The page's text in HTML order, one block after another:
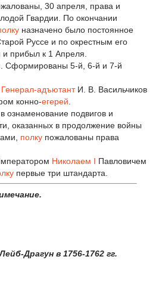
30 апреля, права и
Гвардии. По окончании
назначено было постоянное
Руссе и по окрестным его
прибыл к 1 Апреля.
Сформированы 5-й, 6-й и 7-й
Генерал-адъютантИ. В. Васильчиков
конно-егерей
ознаменование подвигов и
оказанных в продолжение войны
полку пожалованы права
Николаем I Павловичем
первые три штандарта.
Лейб-Драгун в 1756-1762 гг.